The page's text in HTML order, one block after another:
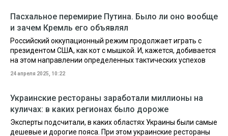
Пасхальное перемирие Путина. Было ли оно вообще
и зачем Кремль его объявлял
Российский оккупационный режим продолжает играть с
президентом США, как кот с мышкой. И, кажется, добивается
на этом направлении определенных тактических успехов
24 апреля 2025, 10:22
Украинские рестораны заработали миллионы на
куличах: в каких регионах было дороже
Эксперты подсчитали, в каких областях Украины были самые
дешевые и дорогие пояса. При этом украинские рестораны